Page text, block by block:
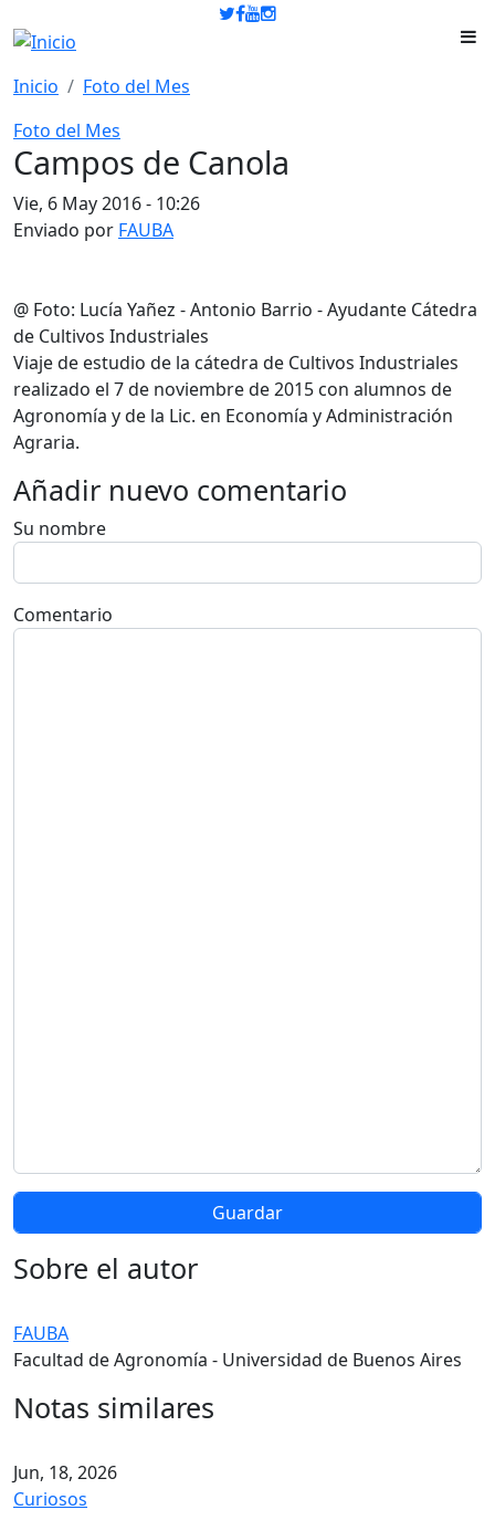
Pasar al contenido principal
Inicio
Foto del Mes
Foto del Mes
Campos de Canola
Vie, 6 May 2016 - 10:26
Enviado por FAUBA
@ Foto: Lucía Yañez - Antonio Barrio - Ayudante Cátedra
de Cultivos Industriales
Viaje de estudio de la cátedra de Cultivos Industriales
realizado el 7 de noviembre de 2015 con alumnos de
Agronomía y de la Lic. en Economía y Administración
Agraria.
Añadir nuevo comentario
Su nombre
Comentario
Sobre el autor
FAUBA
Facultad de Agronomía - Universidad de Buenos Aires
Notas similares
Jun, 18, 2026
Curiosos